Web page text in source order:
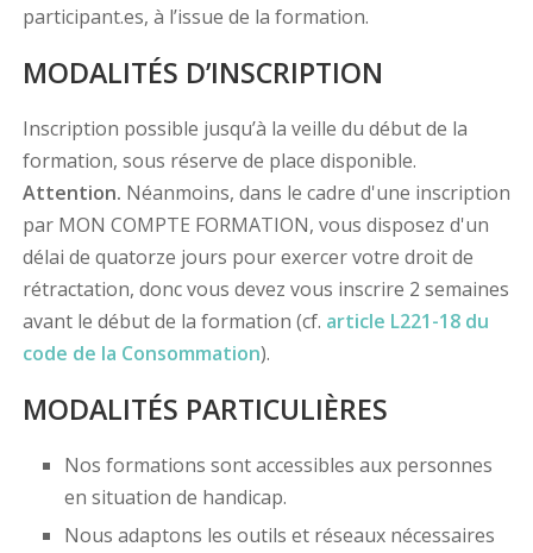
participant.es, à l’issue de la formation.
MODALITÉS D’INSCRIPTION
Inscription possible jusqu’à la veille du début de la
formation, sous réserve de place disponible.
Attention. Néanmoins, dans le cadre d'une inscription
par MON COMPTE FORMATION, vous disposez d'un
délai de quatorze jours pour exercer votre droit de
rétractation, donc vous devez vous inscrire 2 semaines
avant le début de la formation (cf. article L221-18 du
code de la Consommation).
MODALITÉS PARTICULIÈRES
Nos formations sont accessibles aux personnes
en situation de handicap.
Nous adaptons les outils et réseaux nécessaires